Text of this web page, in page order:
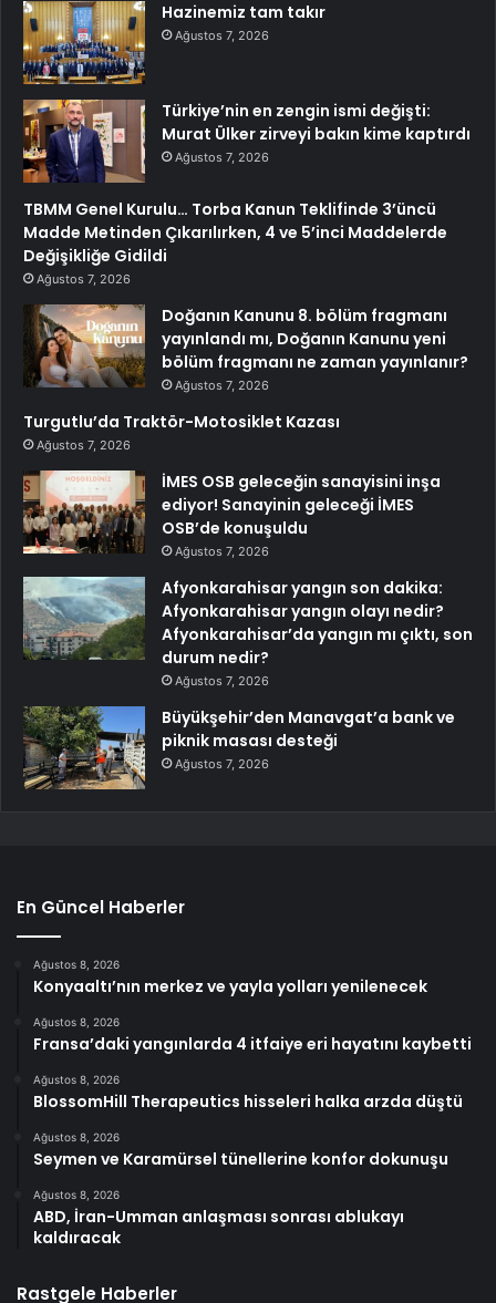
Hazinemiz tam takır
Ağustos 7, 2026
Türkiye’nin en zengin ismi değişti:
Murat Ülker zirveyi bakın kime kaptırdı
Ağustos 7, 2026
TBMM Genel Kurulu… Torba Kanun Teklifinde 3’üncü
Madde Metinden Çıkarılırken, 4 ve 5’inci Maddelerde
Değişikliğe Gidildi
Ağustos 7, 2026
Doğanın Kanunu 8. bölüm fragmanı
yayınlandı mı, Doğanın Kanunu yeni
bölüm fragmanı ne zaman yayınlanır?
Ağustos 7, 2026
Turgutlu’da Traktör-Motosiklet Kazası
Ağustos 7, 2026
İMES OSB geleceğin sanayisini inşa
ediyor! Sanayinin geleceği İMES
OSB’de konuşuldu
Ağustos 7, 2026
Afyonkarahisar yangın son dakika:
Afyonkarahisar yangın olayı nedir?
Afyonkarahisar’da yangın mı çıktı, son
durum nedir?
Ağustos 7, 2026
Büyükşehir’den Manavgat’a bank ve
piknik masası desteği
Ağustos 7, 2026
En Güncel Haberler
Ağustos 8, 2026
Konyaaltı’nın merkez ve yayla yolları yenilenecek
Ağustos 8, 2026
Fransa’daki yangınlarda 4 itfaiye eri hayatını kaybetti
Ağustos 8, 2026
BlossomHill Therapeutics hisseleri halka arzda düştü
Ağustos 8, 2026
Seymen ve Karamürsel tünellerine konfor dokunuşu
Ağustos 8, 2026
ABD, İran-Umman anlaşması sonrası ablukayı
kaldıracak
Rastgele Haberler